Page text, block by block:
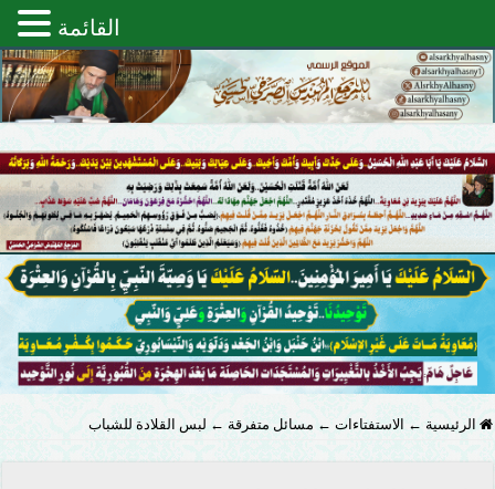
الرئيسية ← الاستفتاءات ← مسائل متفرقة ← لبس القلادة للشباب
القائمة